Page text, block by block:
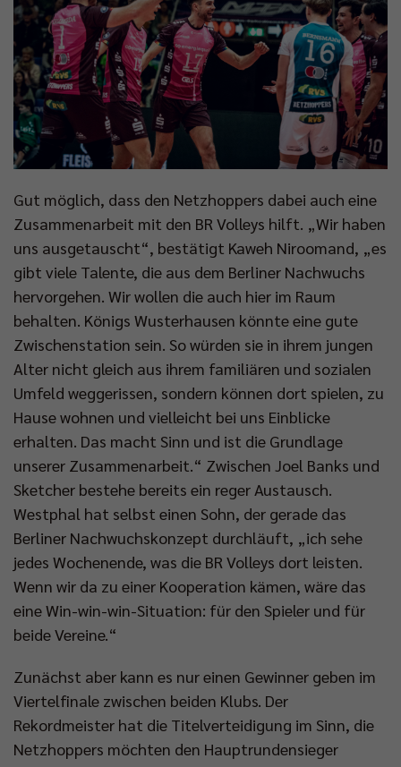
Gut möglich, dass den Netzhoppers dabei auch eine
Zusammenarbeit mit den BR Volleys hilft. „Wir haben
uns ausgetauscht“, bestätigt Kaweh Niroomand, „es
gibt viele Talente, die aus dem Berliner Nachwuchs
hervorgehen. Wir wollen die auch hier im Raum
behalten. Königs Wusterhausen könnte eine gute
Zwischenstation sein. So würden sie in ihrem jungen
Alter nicht gleich aus ihrem familiären und sozialen
Umfeld weggerissen, sondern können dort spielen, zu
Hause wohnen und vielleicht bei uns Einblicke
erhalten. Das macht Sinn und ist die Grundlage
unserer Zusammenarbeit.“ Zwischen Joel Banks und
Sketcher bestehe bereits ein reger Austausch.
Westphal hat selbst einen Sohn, der gerade das
Berliner Nachwuchskonzept durchläuft, „ich sehe
jedes Wochenende, was die BR Volleys dort leisten.
Wenn wir da zu einer Kooperation kämen, wäre das
eine Win-win-win-Situation: für den Spieler und für
beide Vereine.“
Zunächst aber kann es nur einen Gewinner geben im
Viertelfinale zwischen beiden Klubs. Der
Rekordmeister hat die Titelverteidigung im Sinn, die
Netzhoppers möchten den Hauptrundensieger